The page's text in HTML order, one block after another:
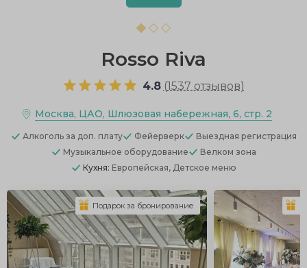
Rosso Riva
4.8 (1537 отзывов)
Москва, ЦАО, Шлюзовая набережная, 6, стр. 2
Алкоголь за доп. плату Фейерверк
Выездная регистрация
Музыкальное оборудование
Велком зона
Кухня: Европейская, Детское меню
Подарок за бронирование